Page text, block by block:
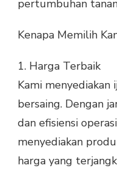
pertumbuhan
Kenapa Memilih
1. Harga Terbaik
Kami menyediakan
bersaing. Dengan
dan efisiensi
menyediakan
harga yang